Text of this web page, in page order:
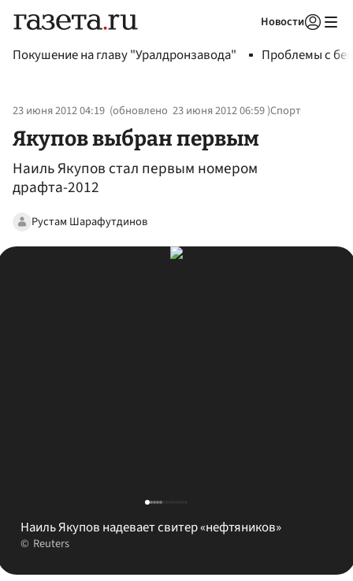
Новости
Покушение на главу "Уралдронзавода" Проблемы с
23 июня 2012 04:19 (обновлено 23 июня 2012 06:59)Спорт
Якупов выбран первым
Наиль Якупов стал первым номером
драфта-2012
Рустам Шарафутдинов
Наиль Якупов надевает свитер «нефтяников»
Reuters